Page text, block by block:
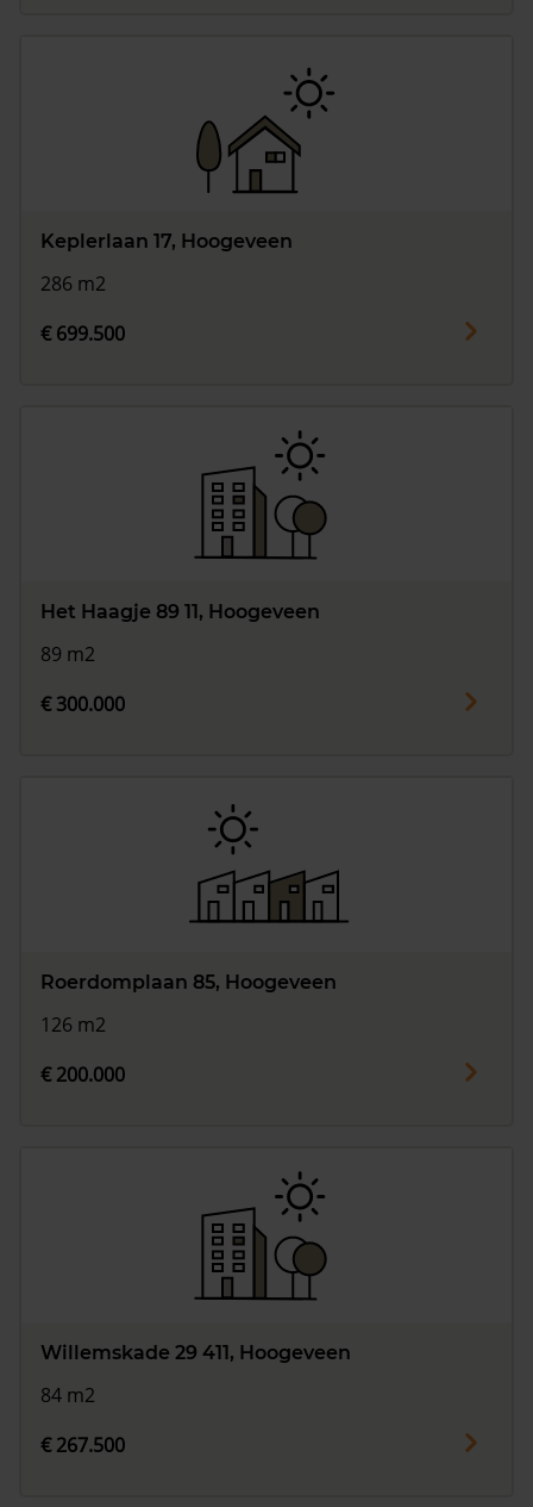
Keplerlaan 17, Hoogeveen
286 m2
€ 699.500
Het Haagje 89 11, Hoogeveen
89 m2
€ 300.000
Roerdomplaan 85, Hoogeveen
126 m2
€ 200.000
Willemskade 29 411, Hoogeveen
84 m2
€ 267.500